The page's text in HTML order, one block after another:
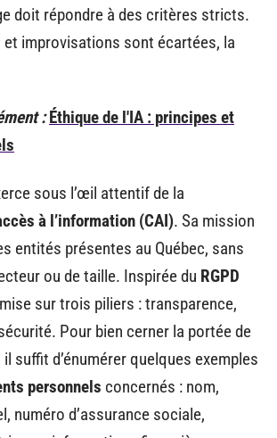
doit répondre à des critères stricts.
improvisations sont écartées, la
: Éthique de l'IA : principes et
sous l’œil attentif de la
à l’information (CAI). Sa mission
entités présentes au Québec, sans
ou de taille. Inspirée du RGPD
sur trois piliers : transparence,
Pour bien cerner la portée de
suffit d’énumérer quelques exemples
personnels concernés : nom,
numéro d’assurance sociale,